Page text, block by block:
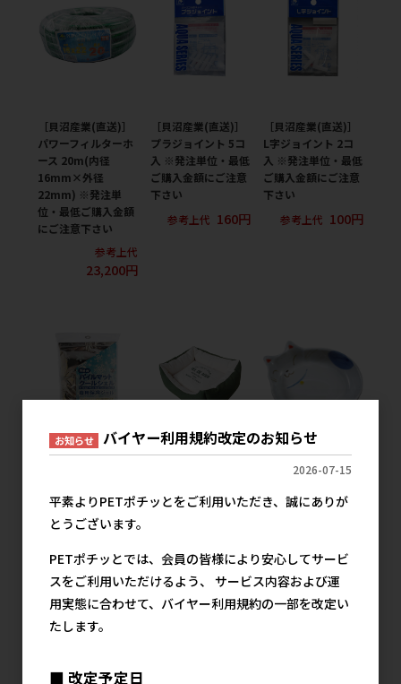
［貝沼産業(直送)］
パワーフィルターホ
ース 20m(内径
16mm×外径
22mm) ※発注単
位・最低ご購入金額
にご注意下さい
参考上代
23,200円
［貝沼産業(直送)］
プラジョイント 5コ
入 ※発注単位・最低
ご購入金額にご注意
下さい
参考上代 160円
［貝沼産業(直送)］
L字ジョイント 2コ
入 ※発注単位・最低
ご購入金額にご注意
下さい
参考上代 100円
クールジェル 専用保
冷ジェル ※発注単
にご注意下さい
参考上代 1,200円
ンベッド M グリーン
さい
参考上代
3,800円
［貝沼産業(直送)］
の耳 青 ※発注単
参考上代
1,200円
お知らせ バイヤー利用規約改定のお知らせ
2026-07-15
平素よりPETポチッとをご利用いただき、誠にありが
とうございます。
PETポチッとでは、会員の皆様により安心してサービ
スをご利用いただけるよう、 サービス内容および運
用実態に合わせて、バイヤー利用規約の一部を改定い
たします。
■ 改定予定日